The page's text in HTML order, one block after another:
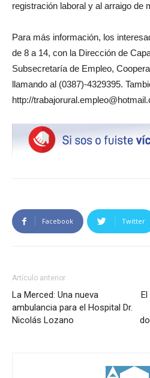
registración laboral y al arraigo de
Para más información, los
de 8 a 14, con la Dirección de
Subsecretaría de Empleo,
llamando al (0387)-4329395.
http://
Facebook Twitter
Artículo anterior
La Merced: Una nueva
ambulancia para el Hospital Dr.
Nicolás Lozano